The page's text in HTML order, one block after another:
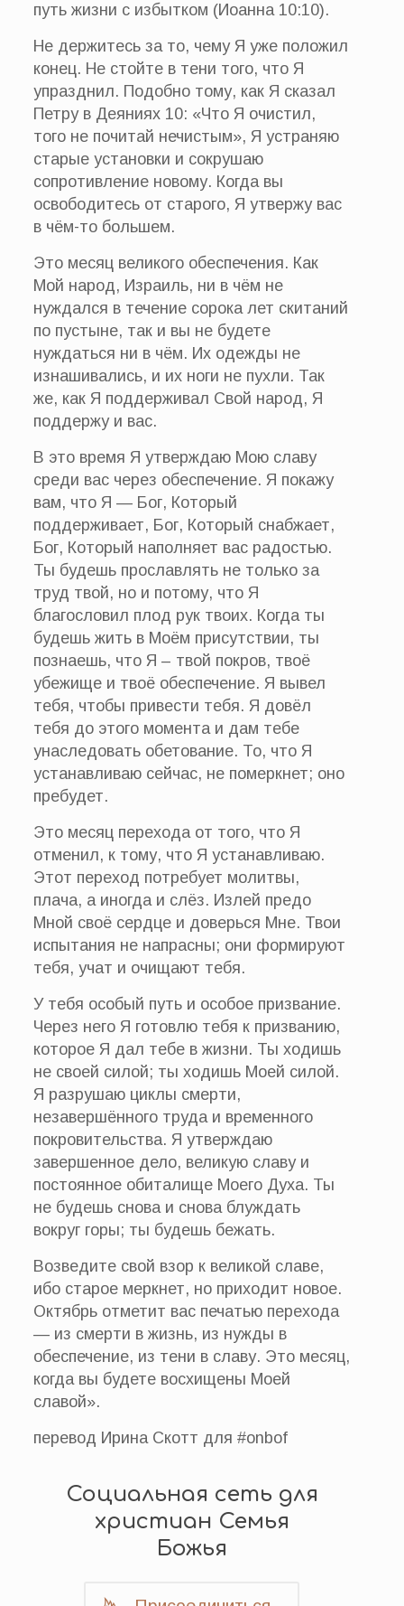
путь жизни с избытком (Иоанна 10:10).
Не держитесь за то, чему Я уже положил
конец. Не стойте в тени того, что Я
упразднил. Подобно тому, как Я сказал
Петру в Деяниях 10: «Что Я очистил,
того не почитай нечистым», Я устраняю
старые установки и сокрушаю
сопротивление новому. Когда вы
освободитесь от старого, Я утвержу вас
в чём-то большем.
Это месяц великого обеспечения. Как
Мой народ, Израиль, ни в чём не
нуждался в течение сорока лет скитаний
по пустыне, так и вы не будете
нуждаться ни в чём. Их одежды не
изнашивались, и их ноги не пухли. Так
же, как Я поддерживал Свой народ, Я
поддержу и вас.
В это время Я утверждаю Мою славу
среди вас через обеспечение. Я покажу
вам, что Я — Бог, Который
поддерживает, Бог, Который снабжает,
Бог, Который наполняет вас радостью.
Ты будешь прославлять не только за
труд твой, но и потому, что Я
благословил плод рук твоих. Когда ты
будешь жить в Моём присутствии, ты
познаешь, что Я – твой покров, твоё
убежище и твоё обеспечение. Я вывел
тебя, чтобы привести тебя. Я довёл
тебя до этого момента и дам тебе
унаследовать обетование. То, что Я
устанавливаю сейчас, не померкнет; оно
пребудет.
Это месяц перехода от того, что Я
отменил, к тому, что Я устанавливаю.
Этот переход потребует молитвы,
плача, а иногда и слёз. Излей предо
Мной своё сердце и доверься Мне. Твои
испытания не напрасны; они формируют
тебя, учат и очищают тебя.
У тебя особый путь и особое призвание.
Через него Я готовлю тебя к призванию,
которое Я дал тебе в жизни. Ты ходишь
не своей силой; ты ходишь Моей силой.
Я разрушаю циклы смерти,
незавершённого труда и временного
покровительства. Я утверждаю
завершенное дело, великую славу и
постоянное обиталище Моего Духа. Ты
не будешь снова и снова блуждать
вокруг горы; ты будешь бежать.
Возведите свой взор к великой славе,
ибо старое меркнет, но приходит новое.
Октябрь отметит вас печатью перехода
— из смерти в жизнь, из нужды в
обеспечение, из тени в славу. Это месяц,
когда вы будете восхищены Моей
славой».
перевод Ирина Скотт для #onbof
Социальная сеть для
христиан Семья
Божья